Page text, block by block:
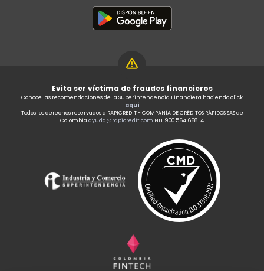
Evita ser víctima de fraudes financieros
Conoce las recomendaciones de la Superintendencia Financiera haciendo click
aquí
Todos los derechos reservados a RAPICREDIT - COMPAÑÍA DE CRÉDITOS RÁPIDOS SAS de
Colombia ayuda@rapicredit.com NIT 900.564.668-4